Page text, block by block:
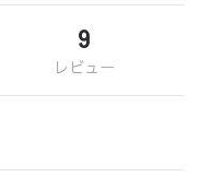
9
レビュー